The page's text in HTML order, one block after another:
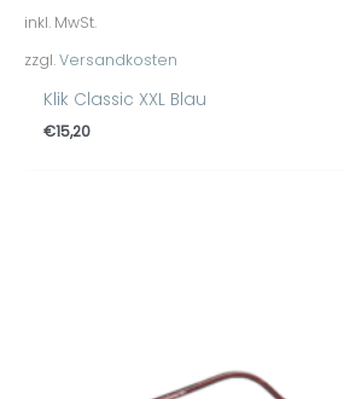
inkl. MwSt.
zzgl.Versandkosten
Klik Classic XXL Blau
€15,20